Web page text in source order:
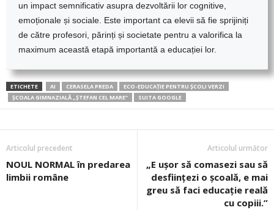
un impact semnificativ asupra dezvoltării lor cognitive,
emoționale și sociale. Este important ca elevii să fie sprijiniți
de către profesori, părinți și societate pentru a valorifica la
maximum această etapă importantă a educației lor.
ETICHETE AI CERASELA PREDA
ECO-EDUCAȚIE PENTRU ȘCOLI VERZI
ȘCOALA GIMNAZIALĂ „ȘTEFAN CEL MARE”
SUITA GOOGLE
Articolul precedent
NOUL NORMAL în predarea
limbii române
Articolul următor
„E ușor să comasezi sau să
desființezi o școală, e mai
greu să faci educație reală
cu copiii.”